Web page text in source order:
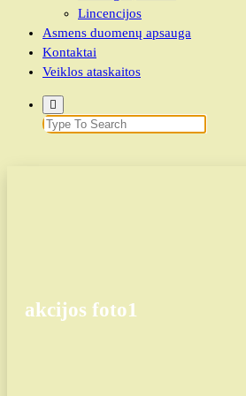
Lincencijos
Asmens duomenų apsauga
Kontaktai
Veiklos ataskaitos
Search
akcijos foto1